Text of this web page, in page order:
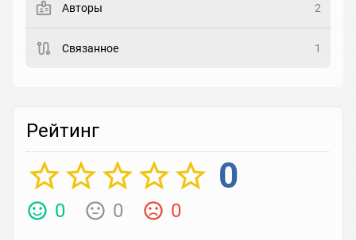
Рейтинг
Выберите реакцию
Авторы 2
Связанное 1
Рейтинг
0
0 0 0